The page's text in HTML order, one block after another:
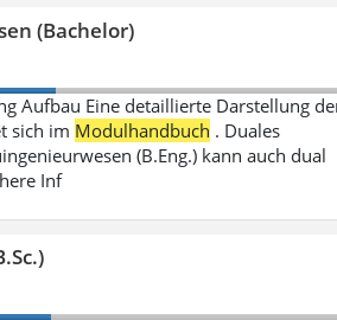
(Bachelor)
Aufbau Eine detaillierte Darstellung
sich im Modulhandbuch . Duales
(B.Eng.) kann auch dual
Inf